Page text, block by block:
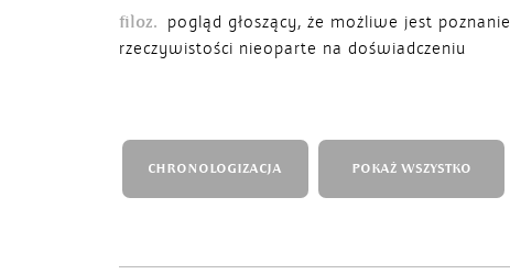
filoz.
pogląd głoszący, że możliwe jest poznanie
rzeczywistości nieoparte na doświadczeniu
CHRONOLOGIZACJA POKAŻ WSZYSTKO